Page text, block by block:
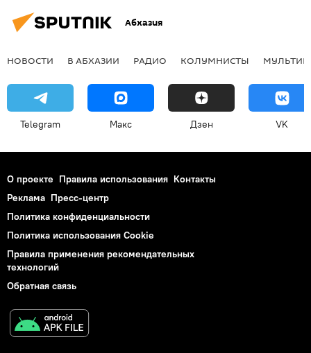
Абхазия
НОВОСТИ В АБХАЗИИ РАДИО КОЛУМНИСТЫ
Telegram Макс Дзен VK
О проекте Правила использования Контакты
Реклама Пресс-центр
Политика конфиденциальности
Политика использования Cookie
Правила применения рекомендательных
технологий
Обратная связь